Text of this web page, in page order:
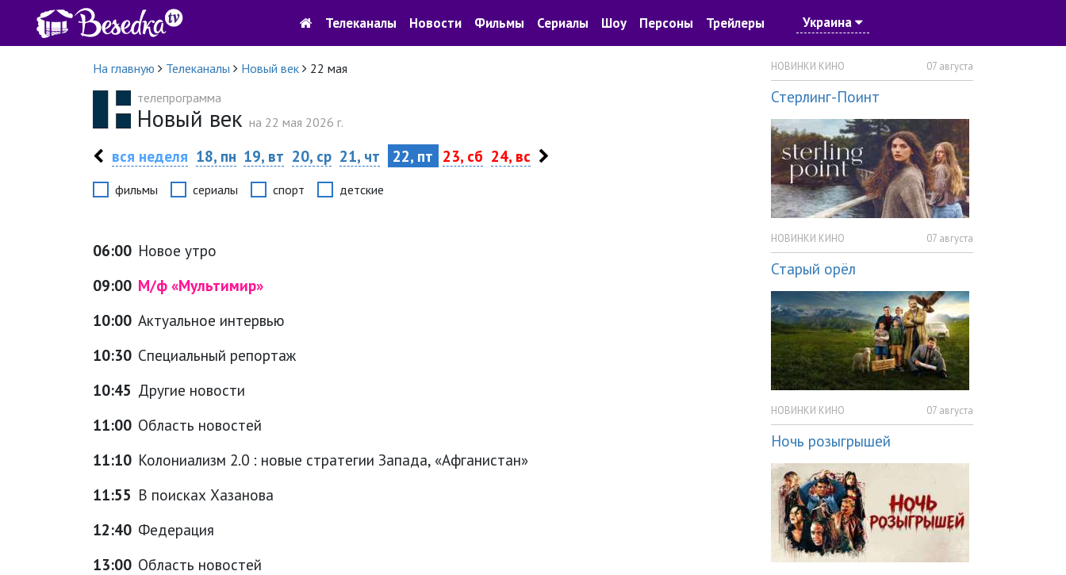
Телеканалы Новости Фильмы Сериалы Шоу Персоны Трейлеры Украина
На главную Телеканалы Новый век
22 мая
телепрограмма
Новый век на 22 мая 2026 г.
вся неделя 18, пн 19, вт 20, ср 21, чт 22, пт 23, сб 24, вс
фильмы сериалы спорт детские
06:00 Новое утро
09:00 М/ф «Мультимир»
10:00 Актуальное интервью
10:30 Специальный репортаж
10:45 Другие новости
11:00 Область новостей
11:10 Колониализм 2.0 : новые стратегии Запада, «Афганистан»
11:55 В поисках Хазанова
12:40 Федерация
13:00 Область новостей
НОВИНКИ КИНО 07 августа
Стерлинг-Поинт
НОВИНКИ КИНО 07 августа
Старый орёл
НОВИНКИ КИНО 07 августа
Ночь розыгрышей